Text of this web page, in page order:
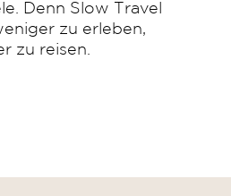
Denn Slow Travel
zu erleben,
zu reisen.